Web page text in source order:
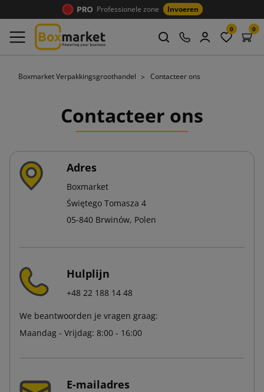
Professionele zone Invoeren
0 0
Boxmarket Verpakkingsgroothandel Contacteer ons
Contacteer ons
Adres
Boxmarket
Świętego Tomasza 4
05-840 Brwinów, Polen
Hulplijn
+48 22 188 14 48
We beantwoorden je vragen graag:
Maandag - Vrijdag: 8:00 - 16:00
E-mailadres